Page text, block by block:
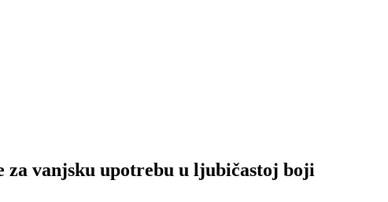
za vanjsku upotrebu u ljubičastoj boji